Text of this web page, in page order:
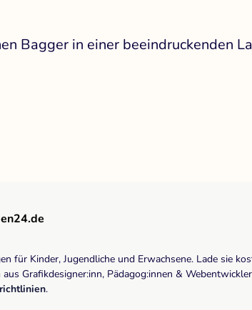
Bagger in einer beeindruckenden
für Kinder, Jugendliche und Erwachsene. Lade sie
aus Grafikdesigner:inn, Pädagog:innen &
.